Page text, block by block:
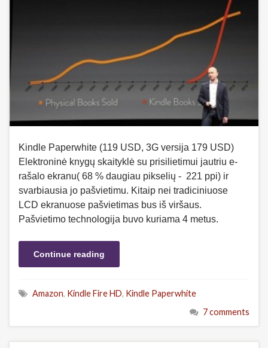
Kindle Paperwhite (119 USD, 3G versija 179 USD)
Elektroninė knygų skaityklė su prisilietimui jautriu e-
rašalo ekranu( 68 % daugiau pikselių - 221 ppi) ir
svarbiausia jo pašvietimu. Kitaip nei tradiciniuose
LCD ekranuose pašvietimas bus iš viršaus.
Pašvietimo technologija buvo kuriama 4 metus.
Continue reading
Amazon, Kindle Fire HD, Kindle Paperwhite
7 comments